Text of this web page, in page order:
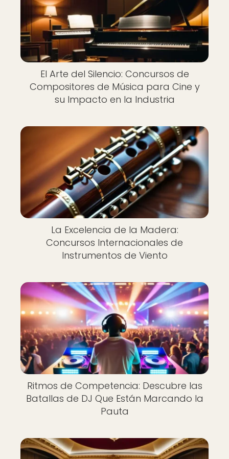
El Arte del Silencio: Concursos de
Compositores de Música para Cine y
su Impacto en la Industria
La Excelencia de la Madera:
Concursos Internacionales de
Instrumentos de Viento
Ritmos de Competencia: Descubre las
Batallas de DJ Que Están Marcando la
Pauta